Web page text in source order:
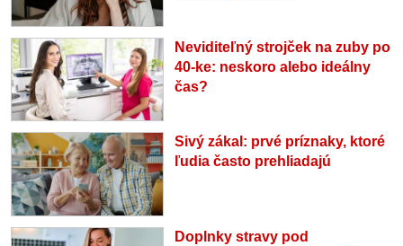
Neviditeľný strojček na zuby po
40-ke: neskoro alebo ideálny
čas?
Sivý zákal: prvé príznaky, ktoré
ľudia často prehliadajú
Doplnky stravy pod